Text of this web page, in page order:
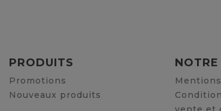
PRODUITS
Promotions
Nouveaux produits